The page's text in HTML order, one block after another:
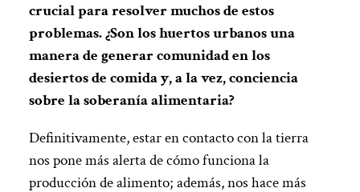
crucial para resolver muchos de estos
problemas. ¿Son los huertos urbanos una
manera de generar comunidad en los
desiertos de comida y, a la vez, conciencia
sobre la soberanía alimentaria?
Definitivamente, estar en contacto con la tierra
nos pone más alerta de cómo funciona la
producción de alimento; además, nos hace más